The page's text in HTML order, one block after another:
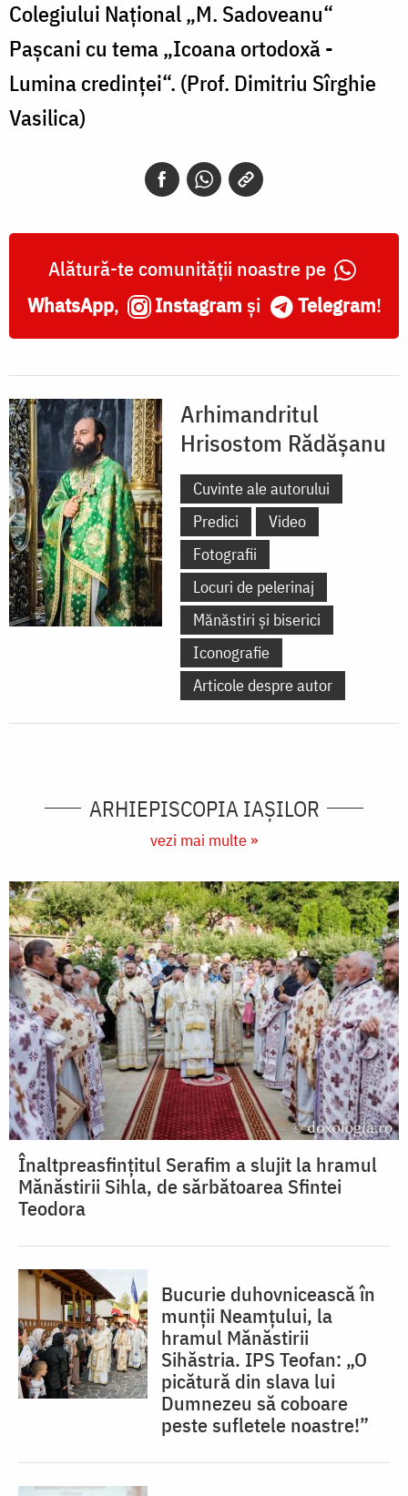
Colegiului Naţional „M. Sadoveanu“
Paşcani cu tema „Icoana ortodoxă -
Lumina credinţei“. (Prof. Dimitriu Sîrghie
Vasilica)
Alătură-te comunității noastre pe
WhatsApp, Instagram și Telegram!
Arhimandritul
Hrisostom Rădăşanu
Cuvinte ale autorului
Predici
Video
Fotografii
Locuri de pelerinaj
Mănăstiri și biserici
Iconografie
Articole despre autor
ARHIEPISCOPIA IAŞILOR
vezi mai multe »
Înaltpreasfințitul Serafim a slujit la hramul
Mănăstirii Sihla, de sărbătoarea Sfintei
Teodora
Bucurie duhovnicească în
munții Neamțului, la
hramul Mănăstirii
Sihăstria. IPS Teofan: „O
picătură din slava lui
Dumnezeu să coboare
peste sufletele noastre!”